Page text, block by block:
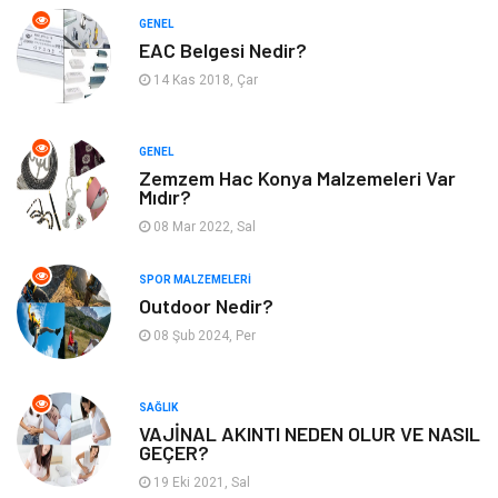
Finans & Ekonomi
Anne & Çocuk
Gençlik & Eğlence Aksesuar
Evlilik Rehberi fotoğrafçılık
Astroloji
sağlıklı beslenme
Bebek Giyim
GENEL
EAC Belgesi Nedir?
14 Kas 2018, Çar
GENEL
Zemzem Hac Konya Malzemeleri Var
Mıdır?
08 Mar 2022, Sal
SPOR MALZEMELERI
Outdoor Nedir?
08 Şub 2024, Per
SAĞLIK
VAJİNAL AKINTI NEDEN OLUR VE NASIL
GEÇER?
19 Eki 2021, Sal